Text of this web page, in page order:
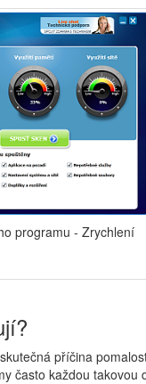
programu - Zrychlení
příčina
často každou